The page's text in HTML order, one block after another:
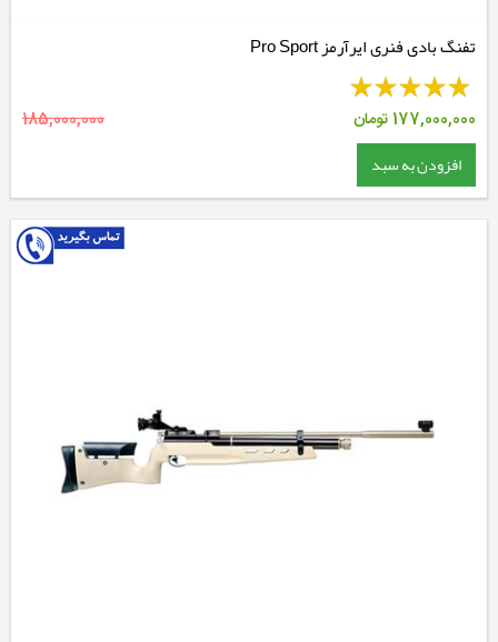
تفنگ بادی فنری ایرآرمز Pro Sport
177,000,000 تومان 185,000,000
افزودن به سبد